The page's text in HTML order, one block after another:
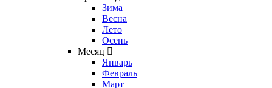
Зима
Весна
Лето
Осень
Месяц
Январь
Февраль
Март